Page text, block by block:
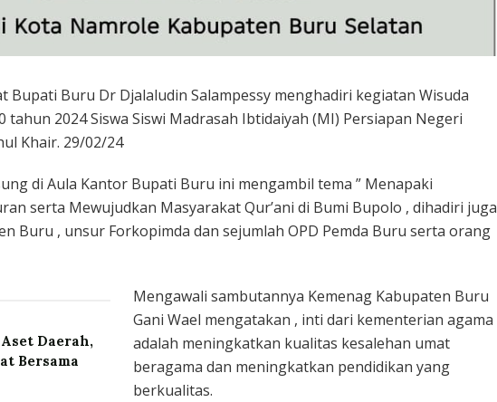
Bupati Buru Dr Djalaludin Salampessy menghadiri kegiatan Wisuda
tahun 2024 Siswa Siswi Madrasah Ibtidaiyah (MI) Persiapan Negeri
Khair. 29/02/24
di Aula Kantor Bupati Buru ini mengambil tema ” Menapaki
serta Mewujudkan Masyarakat Qur’ani di Bumi Bupolo , dihadiri juga
Buru , unsur Forkopimda dan sejumlah OPD Pemda Buru serta orang
Daerah,
Bersama
Mengawali sambutannya Kemenag Kabupaten Buru
Gani Wael mengatakan , inti dari kementerian agama
adalah meningkatkan kualitas kesalehan umat
beragama dan meningkatkan pendidikan yang
berkualitas.